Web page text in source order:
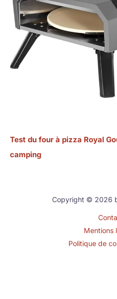
Test du four à pizza Royal
camping
Copyright © 2026
Mentions
Politique de